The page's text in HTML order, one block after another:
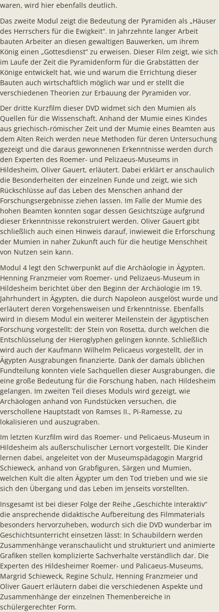
waren, wird hier ebenfalls deutlich.
Das zweite Modul zeigt die Bedeutung der Pyramiden als „Häuser
des Herrschers für die Ewigkeit“. In Jahrzehnte langer Arbeit
bauten Arbeiter an diesen gewaltigen Bauwerken, um ihrem
König einen „Gottesdienst“ zu erweisen. Dieser Film zeigt, wie sich
im Laufe der Zeit die Pyramidenform für die Grabstätten der
Könige entwickelt hat, wie und warum die Errichtung dieser
Bauten auch wirtschaftlich möglich war und er stellt die
verschiedenen Theorien zur Erbauung der Pyramiden vor.
Der dritte Kurzfilm dieser DVD widmet sich den Mumien als
Quellen für die Wissenschaft. Anhand der Mumie eines Kindes
aus griechisch-römischer Zeit und der Mumie eines Beamten aus
dem Alten Reich werden neue Methoden für deren Untersuchung
gezeigt und die daraus gewonnenen Erkenntnisse werden durch
den Experten des Roemer- und Pelizaeus-Museums in
Hildesheim, Oliver Gauert, erläutert. Dabei erklärt er anschaulich
die Besonderheiten der einzelnen Funde und zeigt, wie sich
Rückschlüsse auf das Leben des Menschen anhand der
Forschungsergebnisse ziehen lassen. Im Falle der Mumie des
hohen Beamten konnten sogar dessen Gesichtszüge aufgrund
dieser Erkenntnisse rekonstruiert werden. Oliver Gauert gibt
schließlich auch einen Hinweis darauf, inwieweit die Erforschung
der Mumien in naher Zukunft auch für die heutige Menschheit
von Nutzen sein kann.
Modul 4 legt den Schwerpunkt auf die Archäologie in Ägypten.
Henning Franzmeier vom Roemer- und Pelizaeus-Museum in
Hildesheim berichtet über den Beginn der Archäologie im 19.
Jahrhundert in Ägypten, die durch Napoleon ausgelöst wurde und
erläutert deren Vorgehensweisen und Erkenntnisse. Ebenfalls
wird in diesem Modul ein weiterer Meilenstein der ägyptischen
Forschung vorgestellt: der Stein von Rosetta, durch welchen die
Entschlüsselung der Hieroglyphen gelingen konnte. Schließlich
wird auch der Kaufmann Wilhelm Pelicaeus vorgestellt, der in
Ägypten Ausgrabungen finanzierte. Dank der damals üblichen
Fundteilung konnten viele Sachquellen dieser Ausgrabungen, die
eine große Bedeutung für die Forschung haben, nach Hildesheim
gelangen. Im zweiten Teil dieses Moduls wird gezeigt, wie
Archäologen anhand von Fundstücken versuchen, die
verschollene Hauptstadt von Ramses II., Pi-Ramesse, zu
lokalisieren und auszugraben.
Im letzten Kurzfilm wird das Roemer- und Pelicaeus-Museum in
Hildesheim als außerschulischer Lernort vorgestellt. Die Kinder
lernen dabei, angeleitet von der Museumspädagogin Margrid
Schieweck, anhand von Grabfiguren, Särgen und Mumien,
welchen Kult die alten Ägypter um den Tod trieben und wie sie
sich den Übergang und das Leben im Jenseits vorstellten.
Insgesamt ist bei dieser Folge der Reihe „Geschichte interaktiv“
die ansprechende didaktische Aufbereitung des Filmmaterials
besonders hervorzuheben, wodurch sich die DVD wunderbar im
Geschichtsunterricht einsetzen lässt: In Schaubildern werden
Zusammenhänge veranschaulicht und strukturiert und animierte
Grafiken stellen komplizierte Sachverhalte verständlich dar. Die
Experten des Hildesheimer Roemer- und Palicaeus-Museums,
Margrid Schieweck, Regine Schulz, Henning Franzmeier und
Oliver Gauert erläutern dabei die verschiedenen Aspekte und
Zusammenhänge der einzelnen Themenbereiche in
schülergerechter Form.